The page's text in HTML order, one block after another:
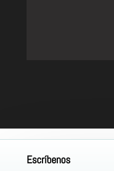
Escríbenos